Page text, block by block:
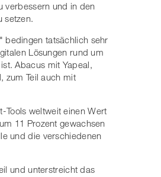
verbessern und in den
setzen.
bedingen tatsächlich sehr
Lösungen rund um
Abacus mit Yapeal,
zum Teil auch mit
Tools weltweit einen Wert
11 Prozent gewachsen
und die verschiedenen
und unterstreicht das